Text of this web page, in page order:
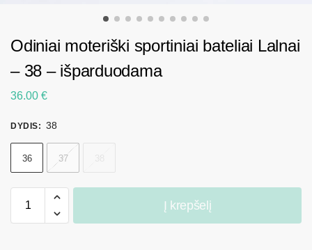
Odiniai moteriški sportiniai bateliai Lalnai
– 38 – išparduodama
36.00 €
DYDIS: 38
36 37
Į krepšelį